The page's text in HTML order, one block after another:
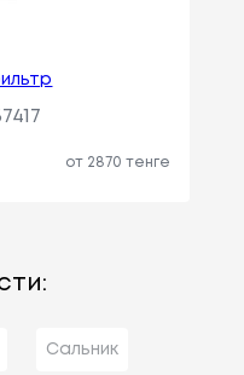
от 2870 тенге
Сальник